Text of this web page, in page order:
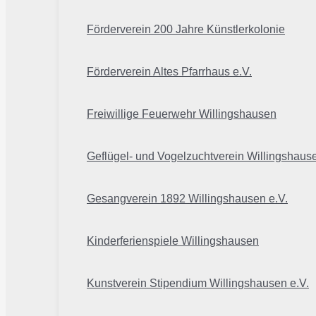
Förderverein 200 Jahre Künstlerkolonie
Förderverein Altes Pfarrhaus e.V.
Freiwillige Feuerwehr Willingshausen
Geflügel- und Vogelzuchtverein
Gesangverein 1892 Willingshausen e.V.
Kinderferienspiele Willingshausen
Kunstverein Stipendium Willingshausen e.V.